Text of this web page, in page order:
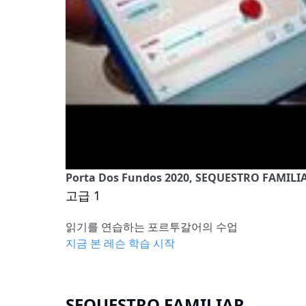
Porta Dos Fundos 2020, SEQUESTRO
고급 1
읽기를 연습하는 포르투갈어의 수업
지금 본 레슨 학습 시작